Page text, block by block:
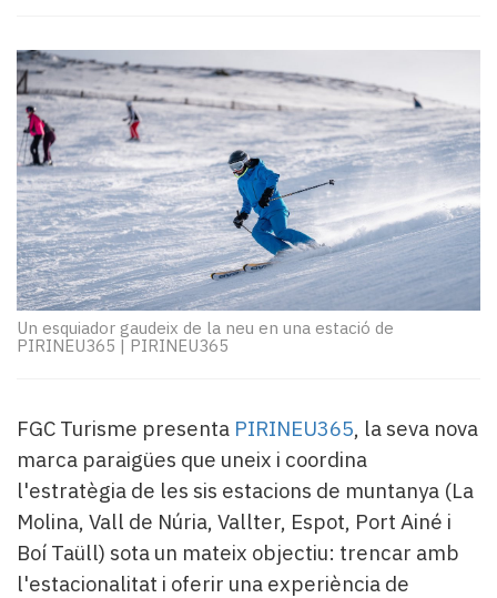
Entrevistes
Enquestes
A
escena!
Dis
la
teva!
Subscriptors
La
newsletter
del
Pallars
Lo
llegit...
Editorial
Un esquiador gaudeix de la neu en una estació de
PIRINEU365 | PIRINEU365
FGC Turisme presenta PIRINEU365, la seva nova
marca paraigües que uneix i coordina
l'estratègia de les sis estacions de muntanya (La
Molina, Vall de Núria, Vallter, Espot, Port Ainé i
Boí Taüll) sota un mateix objectiu: trencar amb
l'estacionalitat i oferir una experiència de